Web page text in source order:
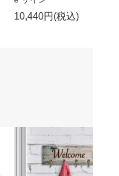
10,440円(税込)